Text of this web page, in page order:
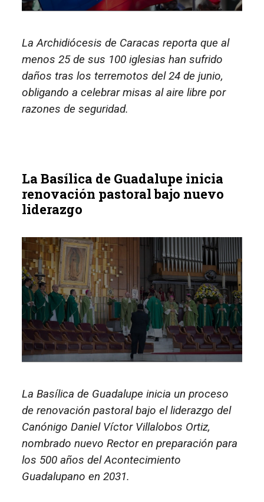
La Archidiócesis de Caracas reporta que al
menos 25 de sus 100 iglesias han sufrido
daños tras los terremotos del 24 de junio,
obligando a celebrar misas al aire libre por
razones de seguridad.
La Basílica de Guadalupe inicia
renovación pastoral bajo nuevo
liderazgo
La Basílica de Guadalupe inicia un proceso
de renovación pastoral bajo el liderazgo del
Canónigo Daniel Víctor Villalobos Ortiz,
nombrado nuevo Rector en preparación para
los 500 años del Acontecimiento
Guadalupano en 2031.